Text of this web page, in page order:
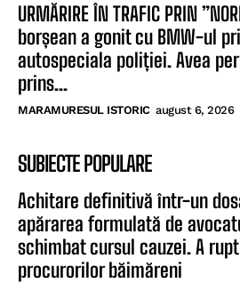
URMĂRIRE ÎN TRAFIC PRIN
borșean a gonit cu BMW-ul
autospeciala poliției. Avea
prins...
MARAMURESUL ISTORIC august 6, 2026
SUBIECTE POPULARE
Achitare definitivă într-un
apărarea formulată de
schimbat cursul cauzei. A
procurorilor băimăreni